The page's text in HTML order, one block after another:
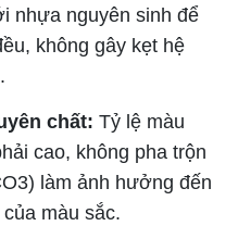
nhựa nguyên sinh để
không gây kẹt hệ
chất: Tỷ lệ màu
cao, không pha trộn
làm ảnh hưởng đến
màu sắc.